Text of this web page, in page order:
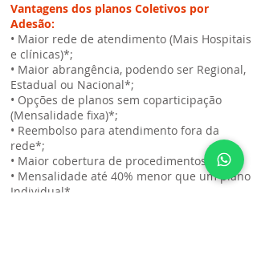
Vantagens dos planos Coletivos por
Adesão:
• Maior rede de atendimento (Mais Hospitais
e clínicas)*;
• Maior abrangência, podendo ser Regional,
Estadual ou Nacional*;
• Opções de planos sem coparticipação
(Mensalidade fixa)*;
• Reembolso para atendimento fora da
rede*;
• Maior cobertura de procedimentos*;
• Mensalidade até 40% menor que um plano
Individual*.